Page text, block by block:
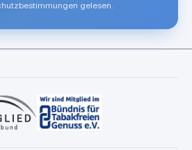
gelesen.